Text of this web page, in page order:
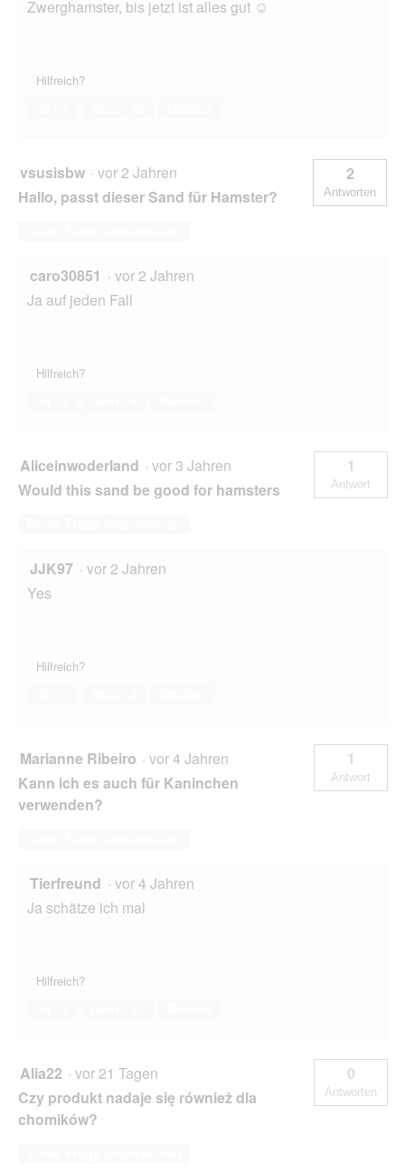
Zwerghamster, bis jetzt ist alles gut ☺️
Hilfreich?
vsusisbw · vor 2 Jahren
Hallo, passt dieser Sand für Hamster?
2
Antworten
caro30851 · vor 2 Jahren
Ja auf jeden Fall
Hilfreich?
Aliceinwoderland · vor 3 Jahren
Would this sand be good for hamsters
1
Antwort
JJK97 · vor 2 Jahren
Yes
Hilfreich?
Marianne Ribeiro · vor 4 Jahren
Kann ich es auch für Kaninchen
verwenden?
1
Antwort
Tierfreund · vor 4 Jahren
Ja schätze ich mal
Hilfreich?
Alia22 · vor 21 Tagen
Czy produkt nadaje się również dla
chomików?
0
Antworten